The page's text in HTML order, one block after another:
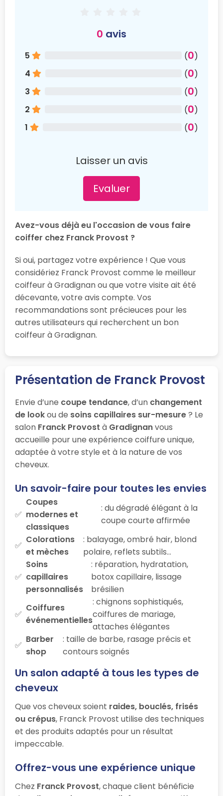
0 avis
5 (0)
4
(0)
3
(0)
2
(0)
1
(0)
Laisser un avis
Evaluer
Avez-vous déjà eu l'occasion de vous faire
coiffer chez Franck Provost ?
Si oui, partagez votre expérience ! Que vous
considériez Franck Provost comme le meilleur
coiffeur à Gradignan ou que votre visite ait été
décevante, votre avis compte. Vos
recommandations sont précieuces pour les
autres utilisateurs qui recherchent un bon
coiffeur à Gradignan.
Présentation de Franck Provost
Envie d’une coupe tendance, d’un changement
de lookou de soins capillaires sur-mesure? Le
salon Franck Provost à Gradignanvous
accueille pour une expérience coiffure unique,
adaptée à votre style et à la nature de vos
cheveux.
Un savoir-faire pour toutes les envies
Coupes
modernes et
classiques
: du dégradé élégant à la
coupe courte affirmée
Colorations
et mèches
: balayage, ombré hair, blond
polaire, reflets subtils…
Soins
capillaires
personnalisés
: réparation, hydratation,
botox capillaire, lissage
brésilien
Coiffures
événementielles
: chignons sophistiqués,
coiffures de mariage,
attaches élégantes
Barber
shop
: taille de barbe, rasage précis et
contours soignés
Un salon adapté à tous les types de
cheveux
Que vos cheveux soient raides, bouclés, frisés
ou crépus, Franck Provost utilise des techniques
et des produits adaptés pour un résultat
impeccable.
Offrez-vous une expérience unique
Chez Franck Provost, chaque client bénéficie